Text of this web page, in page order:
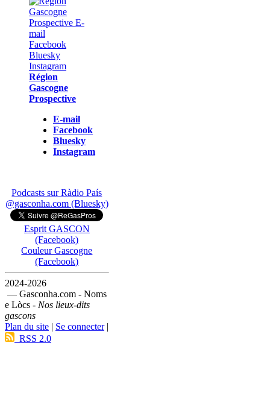
Région
Gascogne
Prospective
E-mail
Facebook
Bluesky
Instagram
Podcasts sur Ràdio País
@gasconha.com (Bluesky)
Esprit GASCON
(Facebook)
Couleur Gascogne
(Facebook)
2024-2026
— Gasconha.com - Noms
e Lòcs - Nos lieux-dits
gascons
Plan du site | Se connecter|
RSS 2.0